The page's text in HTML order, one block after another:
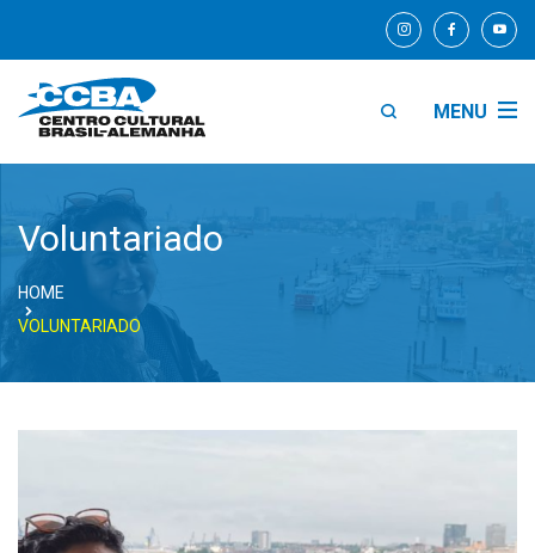
MENU
Voluntariado
HOME
VOLUNTARIADO